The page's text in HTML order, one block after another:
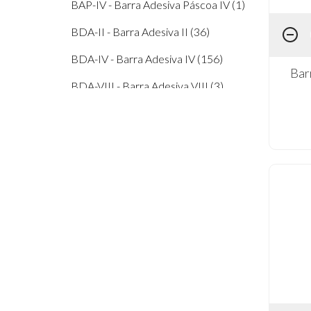
Coleção Família Urso (1)
Coleção Flores do Campo (2)
Coleção Floresça (2)
Coleção Kit Viagem (1)
BAP-IV - Barra Adesiva Páscoa IV (1)
BDA-II - Barra Adesiva II (36)
BDA-IV - Barra Adesiva IV (156)
BDA-VIII - Barra Adesiva VIII (3)